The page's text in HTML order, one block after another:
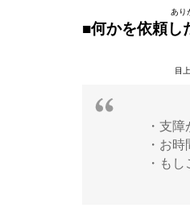
あり
■何かを依頼し
目
・支
・お
・も